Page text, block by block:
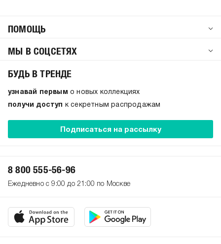
ПОМОЩЬ
МЫ В СОЦСЕТЯХ
БУДЬ В ТРЕНДЕ
узнавай первым о новых коллекциях
получи доступ
к секретным распродажам
Подписаться на рассылку
8 800 555-56-96
Ежедневно с 9:00 до 21:00 по Москве